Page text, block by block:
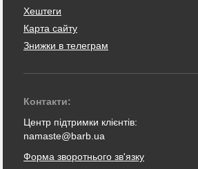
Хештеги
Карта сайту
Знижки в телеграм
Контакти:
Центр підтримки клієнтів:
namaste@barb.ua
Форма зворотнього зв'язку